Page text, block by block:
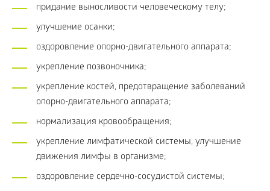
придание выносливости человеческому телу;
улучшение осанки;
оздоровление опорно-двигательного аппарата;
укрепление позвоночника;
укрепление костей, предотвращение заболеваний
опорно-двигательного аппарата;
нормализация кровообращения;
укрепление лимфатической системы, улучшение
движения лимфы в организме;
оздоровление сердечно-сосудистой системы;